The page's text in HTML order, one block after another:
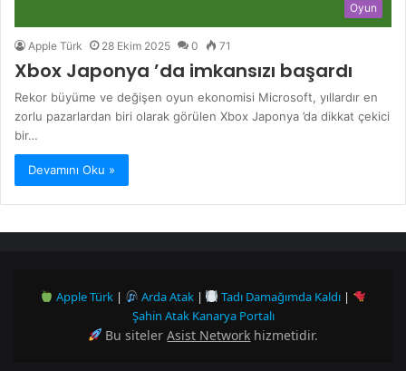
Oyun
Apple Türk 28 Ekim 2025 0 71
Xbox Japonya ’da imkansızı başardı
Rekor büyüme ve değişen oyun ekonomisi Microsoft, yıllardır en
zorlu pazarlardan biri olarak görülen Xbox Japonya ’da dikkat çekici
bir…
Devamını Oku »
Apple Türk| Arda Atak| Tadı Damağımda Kaldı |
Şahin Atak Kanarya Portalı
Bu sitelerAsist Network hizmetidir.